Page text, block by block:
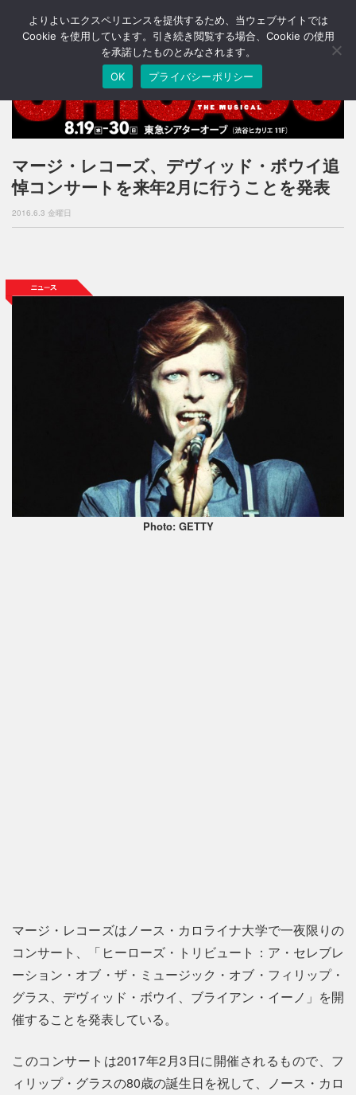
T
o
n
v
i
g
a
o
マージ・レコーズ、デヴィッド・ボウイ追
悼コンサートを来年2月に行うことを発表
2016.6.3 金曜日
Photo: GETTY
マージ・レコーズはノース・カロライナ大学で一夜限りの
コンサート、「ヒーローズ・トリビュート：ア・セレブレ
ーション・オブ・ザ・ミュージック・オブ・フィリップ・
グラス、デヴィッド・ボウイ、ブライアン・イーノ」を開
催することを発表している。
このコンサートは2017年2月3日に開催されるもので、フ
ィリップ・グラスの80歳の誕生日を祝して、ノース・カロ
よりよいエクスペリエンスを提供するため、当ウェブサイトでは
Cookie を使用しています。引き続き閲覧する場合、Cookie の使用
を承諾したものとみなされます。
OK
プライバシーポリシー